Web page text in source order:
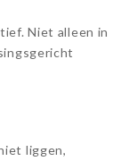
Niet alleen in
liggen,